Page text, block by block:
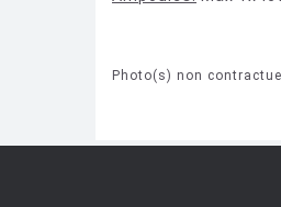
Photo(s) non